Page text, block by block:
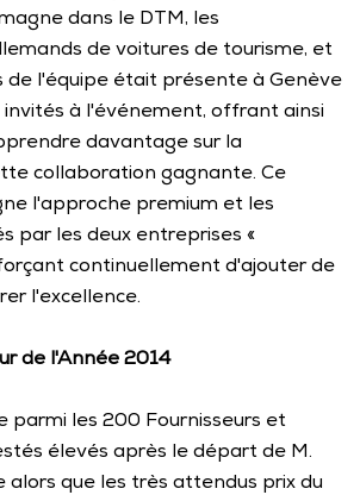
dans le DTM, les
de voitures de tourisme, et
de l'équipe était présente à Genève
invités à l'événement, offrant ainsi
davantage sur la
collaboration gagnante. Ce
l'approche premium et les
par les deux entreprises «
continuellement d'ajouter de
l'excellence.
de l'Année 2014
parmi les 200 Fournisseurs et
élevés après le départ de M.
alors que les très attendus prix du